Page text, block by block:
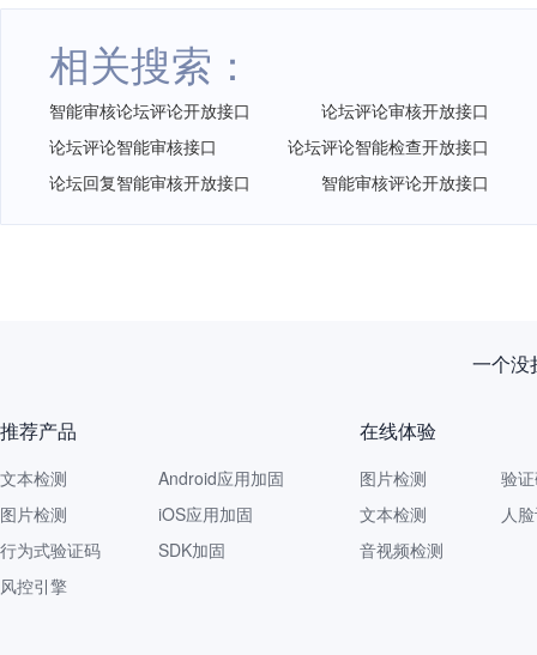
相关搜索：
智能审核论坛评论开放接口
论坛评论审核开放接口
论坛评论智能审核接口
论坛评论智能检查开放接口
论坛回复智能审核开放接口
智能审核评论开放接口
一个没
推荐产品
文本检测
图片检测
行为式验证码
风控引擎
Android应用加固
iOS应用加固
SDK加固
在线体验
图片检测
文本检测
音视频检测
验
人